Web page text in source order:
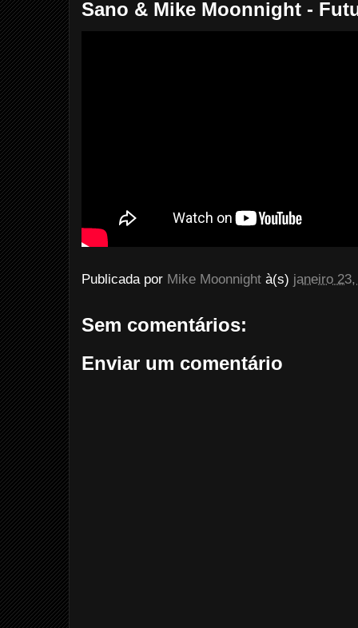
Sano & Mike Moonnight -
Publicada por Mike Moonnight à(s) janeiro
Sem comentários:
Enviar um comentário